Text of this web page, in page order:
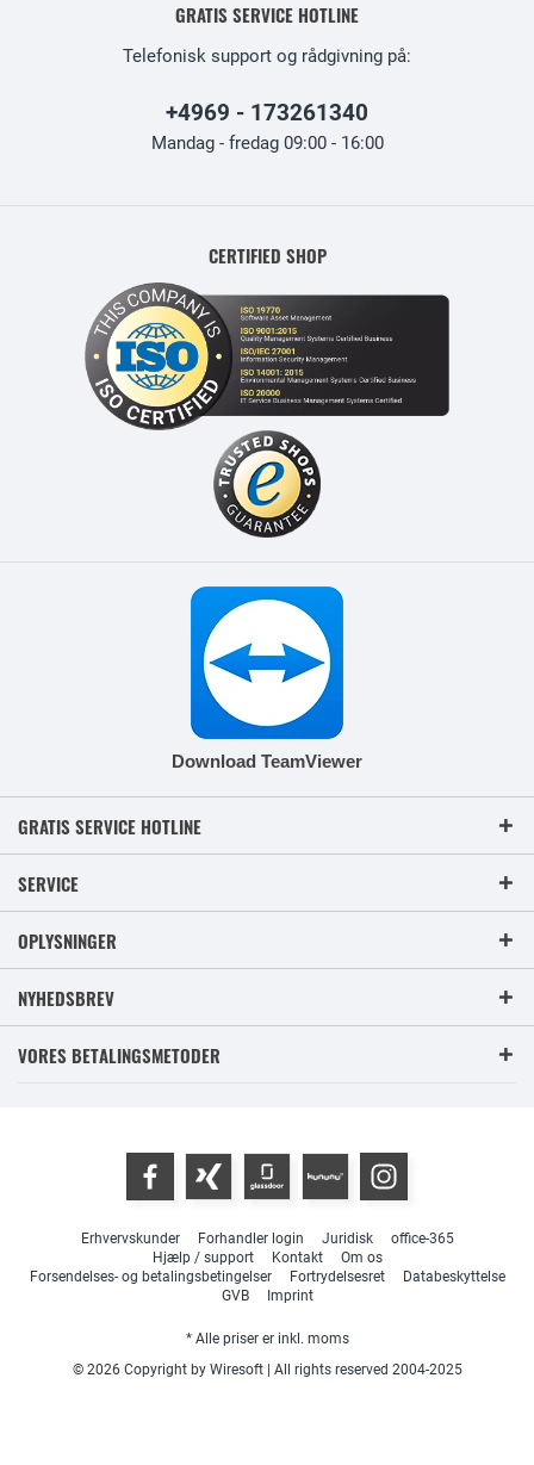
GRATIS SERVICE HOTLINE
Telefonisk support og rådgivning på:
+4969 - 173261340
Mandag - fredag 09:00 - 16:00
CERTIFIED SHOP
Download TeamViewer
GRATIS SERVICE HOTLINE
SERVICE
OPLYSNINGER
NYHEDSBREV
VORES BETALINGSMETODER
Erhvervskunder Forhandler login Juridisk
office-365
Hjælp / support
Kontakt
Om os
Forsendelses- og betalingsbetingelser
Fortrydelsesret
Databeskyttelse
GVB
Imprint
* Alle priser er inkl. moms
© 2026 Copyright by Wiresoft | All rights reserved 2004-2025